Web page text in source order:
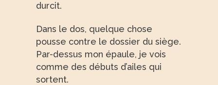
durcit.
Dans le dos, quelque chose
pousse contre le dossier du siège.
Par-dessus mon épaule, je vois
comme des débuts d’ailes qui
sortent.